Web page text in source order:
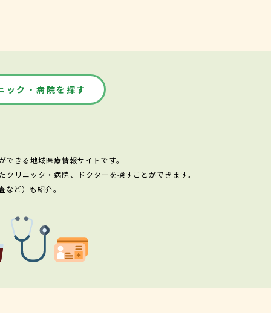
ック・病院を探す
きる地域医療情報サイトです。
リニック・病院、ドクターを探すことができます。
ど）も紹介。